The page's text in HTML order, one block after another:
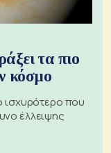
τα πιο
κόσμο
ισχυρότερο που
έλλειψης